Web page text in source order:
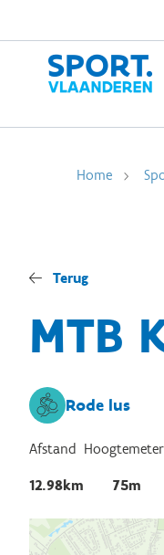
Home
Terug
MTB
Rode lus
Afstand
12.98km 75m